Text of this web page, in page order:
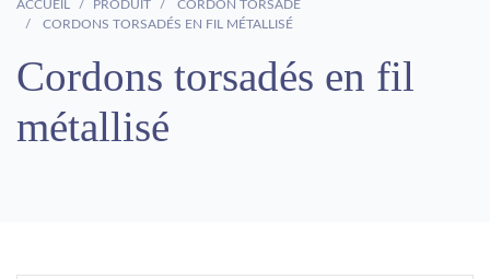
ACCUEIL PRODUIT
CORDON TORSADÉ
CORDONS TORSADÉS EN FIL MÉTALLISÉ
Cordons torsadés en fil
métallisé